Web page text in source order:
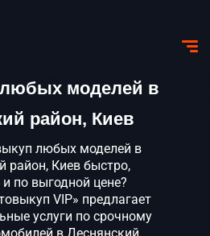
моделей в
район, Киев
любых моделей в
район, Киев быстро,
по выгодной цене?
VIP» предлагает
услуги по срочному